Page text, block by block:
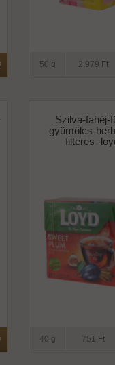
50 g 2.979 Ft
Szilva-fahéj-
gyümölcs-
filteres -
40 g 751 Ft